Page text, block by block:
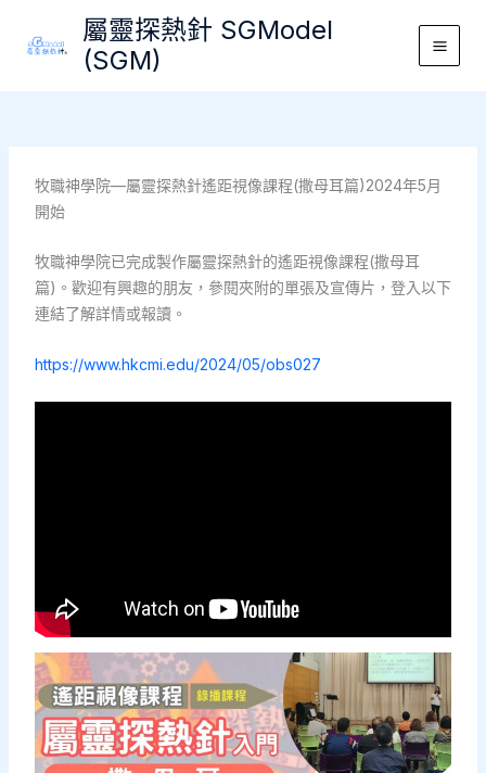
屬靈探熱針 SGModel
(SGM)
Main
牧職神學院—屬靈探熱針遙距視像課程(撒母耳篇)2024年5月
開始
牧職神學院已完成製作屬靈探熱針的遙距視像課程(撒母耳
篇)。歡迎有興趣的朋友，參閱夾附的單張及宣傳片，登入以下
連結了解詳情或報讀。
https://www.hkcmi.edu/2024/05/obs027